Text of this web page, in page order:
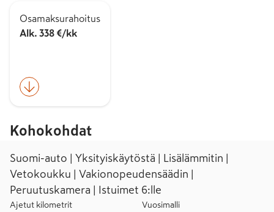
Osamaksurahoitus
Alk. 338 €/kk
Kohokohdat
Suomi-auto | Yksityiskäytöstä | Lisälämmitin |
Vetokoukku | Vakionopeudensäädin |
Peruutuskamera | Istuimet 6:lle
Ajetut kilometrit Vuosimalli